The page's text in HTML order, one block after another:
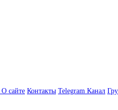
О сайте Контакты Telegram Канал